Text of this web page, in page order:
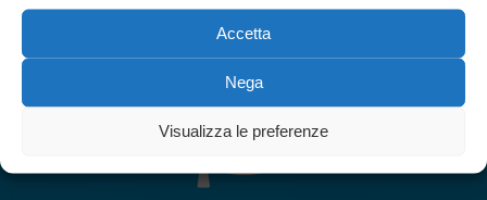
Accetta
Nega
Visualizza le preferenze
APRI